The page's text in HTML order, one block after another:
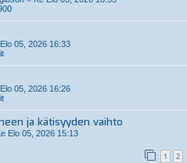
05, 2026 16:33
05, 2026 16:26
ja kätisyyden vaihto
Elo 05, 2026 15:13
1 2